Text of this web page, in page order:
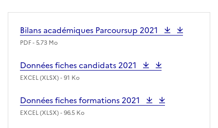
Bilans académiques Parcoursup 2021
PDF - 5.73 Mo
Données fiches candidats 2021
EXCEL (XLSX) - 91 Ko
Données fiches formations 2021
EXCEL (XLSX) - 96.5 Ko